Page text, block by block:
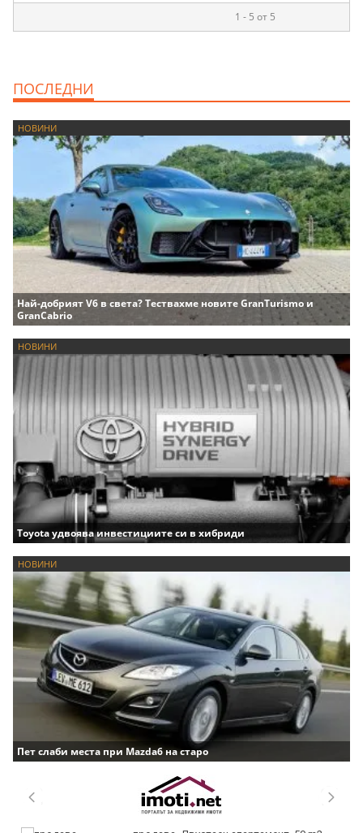
1 - 5 от 5
ПОСЛЕДНИ
НОВИНИ
Най-добрият V6 в света? Тествахме новите GranTurismo и
GranCabrio
НОВИНИ
Toyota удвоява инвестициите си в хибриди
НОВИНИ
Пет слаби места при Mazda6 на старо